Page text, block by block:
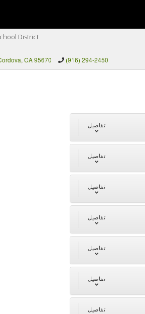
District
CA 95670 (916) 294-2450
تفاصيل
تفاصيل
تفاصيل
تفاصيل
تفاصيل
تفاصيل
تفاصيل